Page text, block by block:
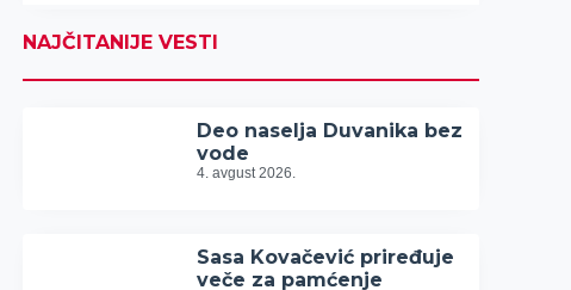
NAJČITANIJE VESTI
Deo naselja Duvanika bez
vode
4. avgust 2026.
Sasa Kovačević priređuje
veče za pamćenje